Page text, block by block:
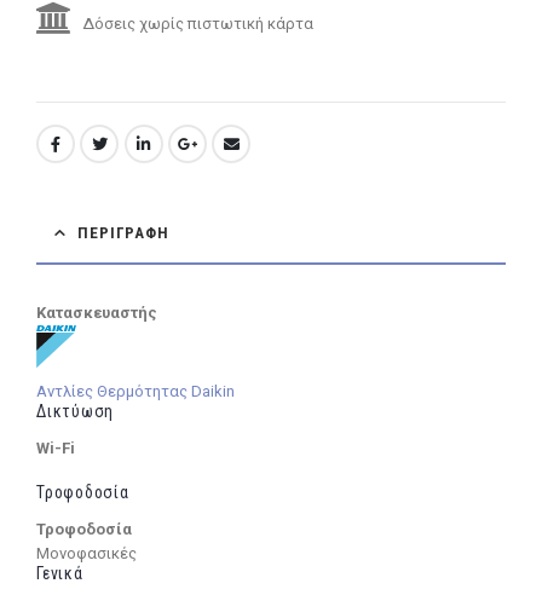
Δόσεις χωρίς πιστωτική κάρτα
ΠΕΡΙΓΡΑΦΉ
Κατασκευαστής
Αντλίες Θερμότητας Daikin
Δικτύωση
Wi-Fi
Τροφοδοσία
Τροφοδοσία
Μονοφασικές
Γενικά